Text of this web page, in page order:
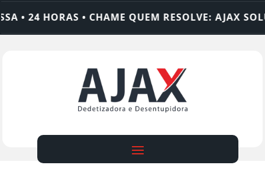
HORAS • CHAME QUEM RESOLVE: AJAX